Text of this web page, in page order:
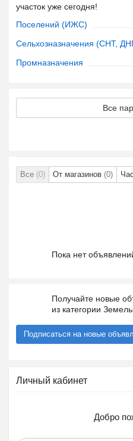
участок уже сегодня!
Поселений (ИЖС)
Сельхозназначения (СНТ,
Промназначения
Все
Все (0) От магазинов (0)
Пока нет
Получайте новые
из категории
Подписаться на новые
Личный кабинет
Добро